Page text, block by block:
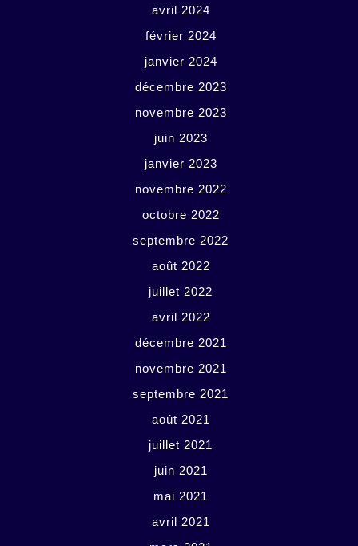
avril 2024
février 2024
janvier 2024
décembre 2023
novembre 2023
juin 2023
janvier 2023
novembre 2022
octobre 2022
septembre 2022
août 2022
juillet 2022
avril 2022
décembre 2021
novembre 2021
septembre 2021
août 2021
juillet 2021
juin 2021
mai 2021
avril 2021